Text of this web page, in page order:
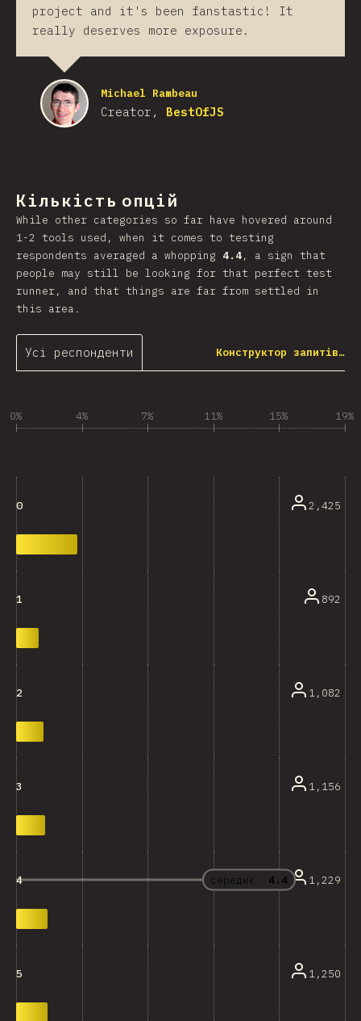
project and it's been fanstastic! It
really deserves more exposure.
Michael Rambeau
Creator, BestOfJS
Кількість опцій
While other categories so far have hovered around
1-2 tools used, when it comes to testing
respondents averaged a whopping 4.4, a sign that
people may still be looking for that perfect test
runner, and that things are far from settled in
this area.
Усі респонденти Конструктор запитів…
0% 4% 7% 11% 15% 19%
середнє: 4.4
0 2,425
1 892
2 1,082
3 1,156
4 1,229
5 1,250